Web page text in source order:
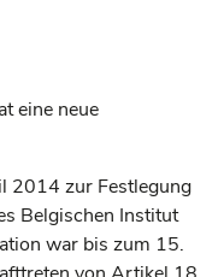
eine neue
2014 zur Festlegung
Belgischen Institut
war bis zum 15.